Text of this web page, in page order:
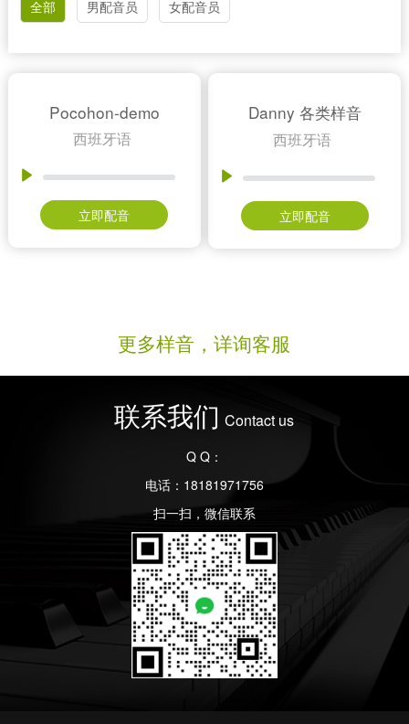
全部 男配音员 女配音员
Pocohon-demo
西班牙语
立即配音
Danny 各类样音
西班牙语
立即配音
更多样音，详询客服
联系我们 Contact us
Q Q：
电话：18181971756
扫一扫，微信联系